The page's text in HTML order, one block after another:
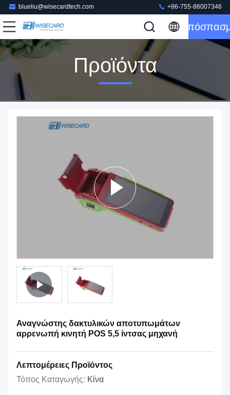
blueliu@wisecardtech.com +86-755-86007346
Προϊόντα
Αναγνώστης δακτυλικών αποτυπωμάτων
αρρενωπή κινητή POS 5,5 ίντσας μηχανή
Λεπτομέρειες Προϊόντος
Τόπος Καταγωγής: Κίνα